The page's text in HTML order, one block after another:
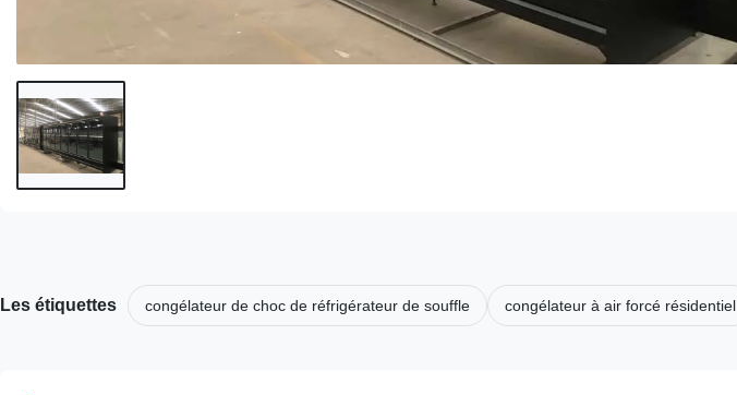
Les étiquettes congélateur de choc de réfrigérateur de souffle congélateur à air forcé résidentiel